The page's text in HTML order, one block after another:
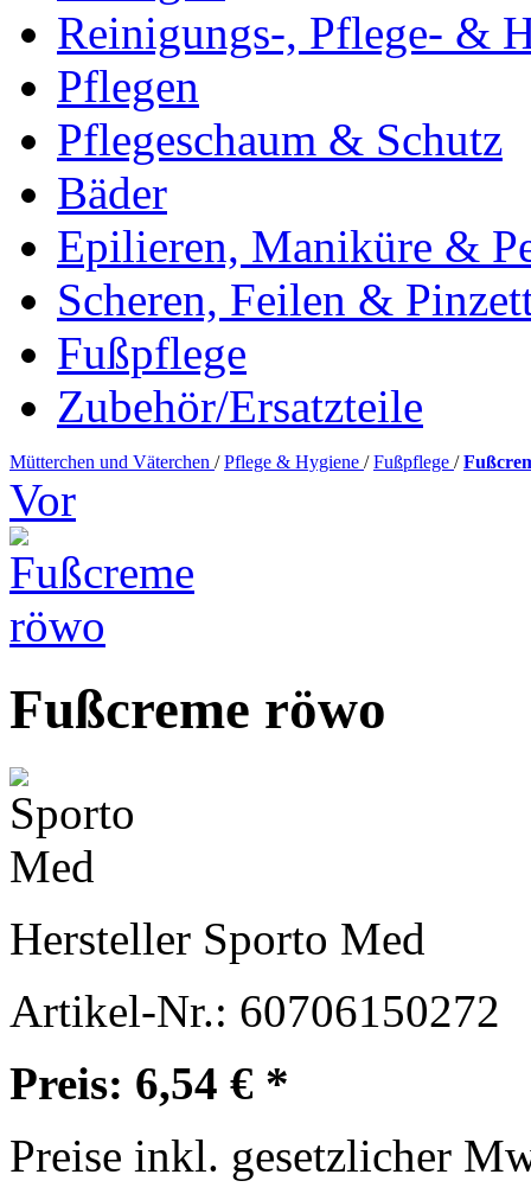
Reinigungs-, Pflege- &
Pflegen
Pflegeschaum & Schutz
Bäder
Epilieren, Maniküre &
Scheren, Feilen &
Fußpflege
Zubehör/Ersatzteile
Mütterchen und Väterchen / Pflege & Hygiene / Fußpflege /
Vor
Fußcreme röwo
Hersteller Sporto Med
Artikel-Nr.: 60706150272
Preis: 6,54 € *
Preise inkl. gesetzlicher